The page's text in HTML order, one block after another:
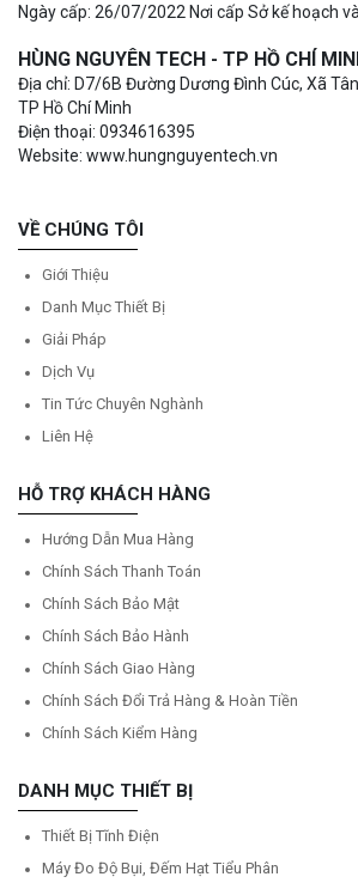
Ngày cấp: 26/07/2022 Nơi cấp Sở kế hoạch
HÙNG NGUYÊN TECH - TP HỒ CHÍ
Địa chỉ: D7/6B Đường Dương Đình Cúc, Xã
TP Hồ Chí Minh
Điện thoại: 0934616395
Website: www.hungnguyentech.vn
VỀ CHÚNG TÔI
Giới Thiệu
Danh Mục Thiết Bị
Giải Pháp
Dịch Vụ
Tin Tức Chuyên Nghành
Liên Hệ
HỖ TRỢ KHÁCH HÀNG
Hướng Dẫn Mua Hàng
Chính Sách Thanh Toán
Chính Sách Bảo Mật
Chính Sách Bảo Hành
Chính Sách Giao Hàng
Chính Sách Đổi Trả Hàng & Hoàn Tiền
Chính Sách Kiểm Hàng
DANH MỤC THIẾT BỊ
Thiết Bị Tĩnh Điện
Máy Đo Độ Bụi, Đếm Hạt Tiểu Phân